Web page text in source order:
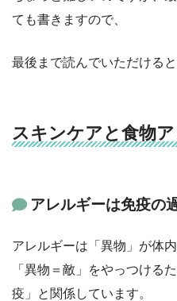
ても書きますので、
最後まで読んでいただける
スキンケアと食物
アレルギーは免疫の
アレルギーは「異物」が体
「異物＝敵」をやっつける
疫」と関係しています。